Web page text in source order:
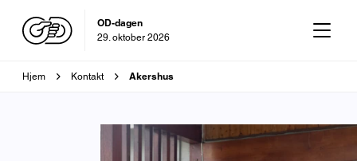
OD-dagen
29. oktober 2026
Brødsmulesti
Hjem Kontakt Akershus